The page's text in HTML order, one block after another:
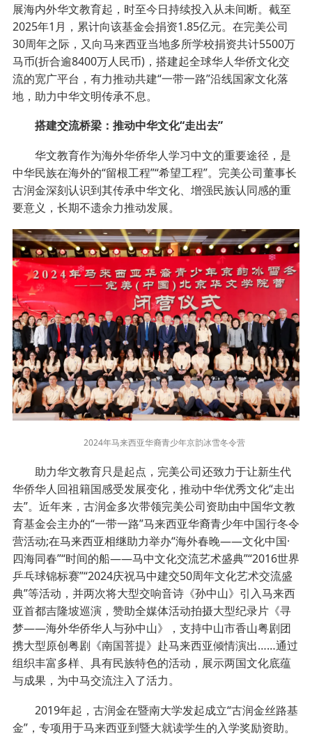
展海内外华文教育起，时至今日持续投入从未间断。截至
2025年1月，累计向该基金会捐资1.85亿元。在完美公司
30周年之际，又向马来西亚当地多所学校捐资共计5500万
马币(折合逾8400万人民币)，搭建起全球华人华侨文化交
流的宽广平台，有力推动共建“一带一路”沿线国家文化落
地，助力中华文明传承不息。
搭建交流桥梁：推动中华文化“走出去”
华文教育作为海外华侨华人学习中文的重要途径，是
中华民族在海外的“留根工程”“希望工程”。完美公司董事长
古润金深刻认识到其传承中华文化、增强民族认同感的重
要意义，长期不遗余力推动发展。
2024年马来西亚华裔青少年京韵冰雪冬令营
助力华文教育只是起点，完美公司还致力于让新生代
华侨华人回祖籍国感受发展变化，推动中华优秀文化“走出
去”。近年来，古润金多次带领完美公司资助由中国华文教
育基金会主办的“一带一路”马来西亚华裔青少年中国行冬令
营活动;在马来西亚相继助力举办“海外春晚——文化中国·
四海同春”“时间的船——马中文化交流艺术盛典”“2016世界
乒乓球锦标赛”“2024庆祝马中建交50周年文化艺术交流盛
典”等活动，并两次将大型交响音诗《孙中山》引入马来西
亚首都吉隆坡巡演，赞助全媒体活动拍摄大型纪录片《寻
梦——海外华侨华人与孙中山》，支持中山市香山粤剧团
携大型原创粤剧《南国菩提》赴马来西亚倾情演出……通过
组织丰富多样、具有民族特色的活动，展示两国文化底蕴
与成果，为中马交流注入了活力。
2019年起，古润金在暨南大学发起成立“古润金丝路基
金”，专项用于马来西亚到暨大就读学生的入学奖励资助。